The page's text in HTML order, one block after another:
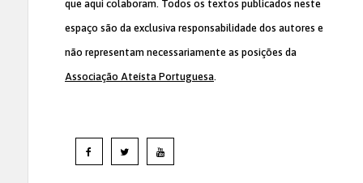
que aqui colaboram. Todos os textos publicados neste
espaço são da exclusiva responsabilidade dos autores e
não representam necessariamente as posições da
Associação Ateísta Portuguesa.